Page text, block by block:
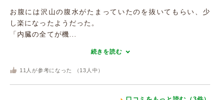
お腹には沢山の腹水がたまっていたのを抜いてもらい、少
し楽になったようだった。
「内臓の全てが機...
続きを読む
11 人が参考になった （ 13 人中）